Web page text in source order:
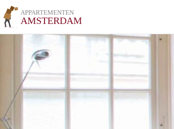
APPARTEMENTEN
AMSTERDAM